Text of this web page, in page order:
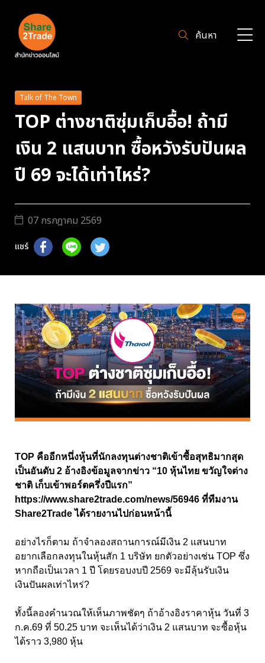
ค้นหา
Talk of The Town
TOP ต่างชาติซุ่มเก็บอื้อ! ถ้ามี
เงิน 2 แสนบาท ซื้อหวังรับปันผล
ปี 69 จะได้เท่าไหร่?
07 กรกฎาคม 2569
แชร์
TOP คืออีกหนึ่งหุ้นที่นักลงทุนต่างชาติเข้าซื้อสุทธิมากสุด
เป็นอันดับ 2 อ้างอิงข้อมูลจากข่าว “10 หุ้นไทย ขวัญใจต่าง
ชาติ เก็บเข้าพอร์ตครึ่งปีแรก”
https://www.share2trade.com/news/56946 ที่ทีมงาน
Share2Trade ได้รายงานไปก่อนหน้านี้
อย่างไรก็ตาม ถ้าจำลองสถานการณ์มีเงิน 2 แสนบาท
อยากเลือกลงทุนในหุ้นสัก 1 บริษัท ยกตัวอย่างเช่น TOP ซึ่ง
หากถือเป็นเวลา 1 ปี โดยรอบงบปี 2569 จะมีลุ้นรับเงิน
เงินปันผลเท่าไหร่?
ทั้งนี้ลองคำนวณให้เห็นภาพชัดๆ ถ้าอ้างอิงราคาหุ้น วันที่ 3
ก.ค.69 ที่ 50.25 บาท จะเห็นได้ว่าเงิน 2 แสนบาท จะซื้อหุ้น
ได้ราว 3,980 หุ้น